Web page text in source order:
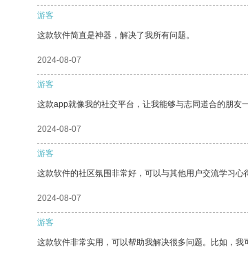
游客
这款软件简直是神器，解决了我所有问题。
2024-08-07
游客
这款app就像我的社交平台，让我能够与志同道合的朋友一
2024-08-07
游客
这款软件的社区氛围非常好，可以与其他用户交流学习心
2024-08-07
游客
这款软件非常实用，可以帮助我解决很多问题。比如，我